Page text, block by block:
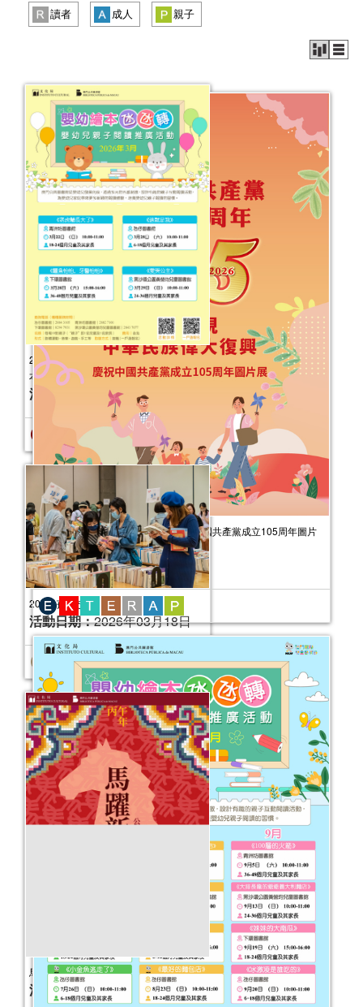
讀者 成人 親子
為了實現中華民族偉大復興——慶祝中國共產黨成立105周年圖片
展
活動日期：2026年07月31日
2026年嬰幼兒親子閱讀推廣活動-嬰幼繪
本氹氹轉（3月）
活動日期： 2026年03月22日
報名結束
2026好書交換
活動日期：2026年03月18日
馬躍新程──公共圖書館館藏主題書展
活動日期：2026年02月09日